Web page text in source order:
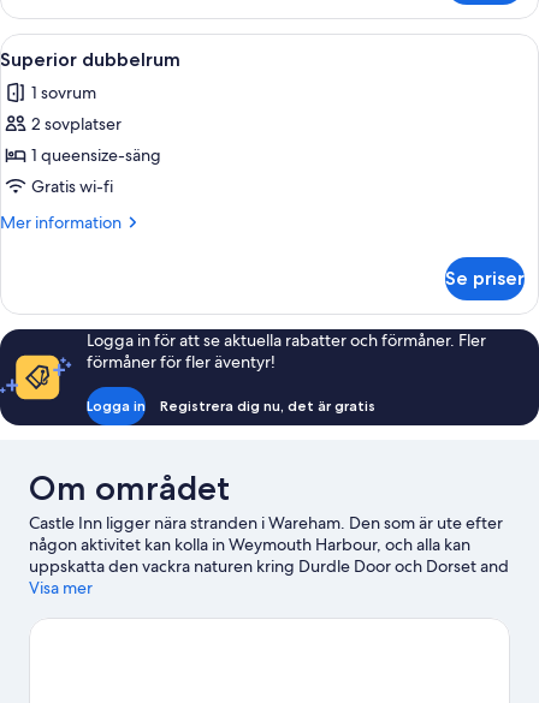
för
familj
Öppna
alla
foton
för
Superior
dubbelrum
Ett sovrum med en tegelbeklädd
12
Superior dubbelrum
1 sovrum
2 sovplatser
1 queensize-säng
Gratis wi-fi
Mer information
Mer
dubbelrum
Se priser
Logga in för att se aktuella rabatter och förmåner. Fler
förmåner för fler äventyr!
Logga in Registrera dig nu, det är gratis
Om området
Castle Inn ligger nära stranden i Wareham. Den som är ute efter
någon aktivitet kan kolla in Weymouth Harbour, och alla kan
uppskatta den vackra naturen kring Durdle Door och Dorset and
East Devon Coast. Monkey World Ape Rescue Center (zoo) och
reseguide för Wareham
Visa mer